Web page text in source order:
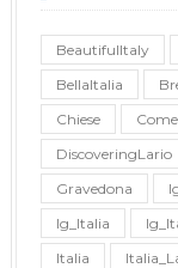
BeautifulItaly
BellaItalia
Chiese
DiscoveringLario
Gravedona
Ig_Italia
Italia